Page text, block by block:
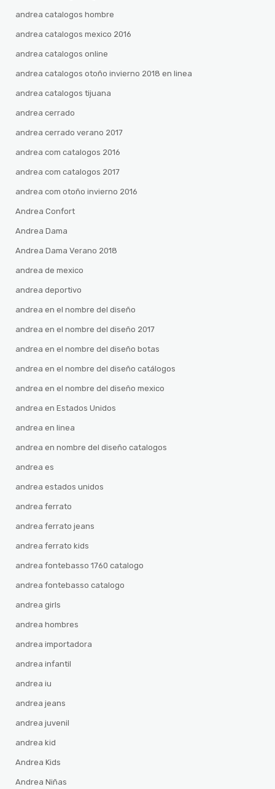
andrea catalogos hombre
andrea catalogos mexico 2016
andrea catalogos online
andrea catalogos otoño invierno 2018 en linea
andrea catalogos tijuana
andrea cerrado
andrea cerrado verano 2017
andrea com catalogos 2016
andrea com catalogos 2017
andrea com otoño invierno 2016
Andrea Confort
Andrea Dama
Andrea Dama Verano 2018
andrea de mexico
andrea deportivo
andrea en el nombre del diseño
andrea en el nombre del diseño 2017
andrea en el nombre del diseño botas
andrea en el nombre del diseño catálogos
andrea en el nombre del diseño mexico
andrea en Estados Unidos
andrea en linea
andrea en nombre del diseño catalogos
andrea es
andrea estados unidos
andrea ferrato
andrea ferrato jeans
andrea ferrato kids
andrea fontebasso 1760 catalogo
andrea fontebasso catalogo
andrea girls
andrea hombres
andrea importadora
andrea infantil
andrea iu
andrea jeans
andrea juvenil
andrea kid
Andrea Kids
Andrea Niñas